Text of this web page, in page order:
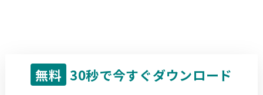
無料 30秒で今すぐダウンロード